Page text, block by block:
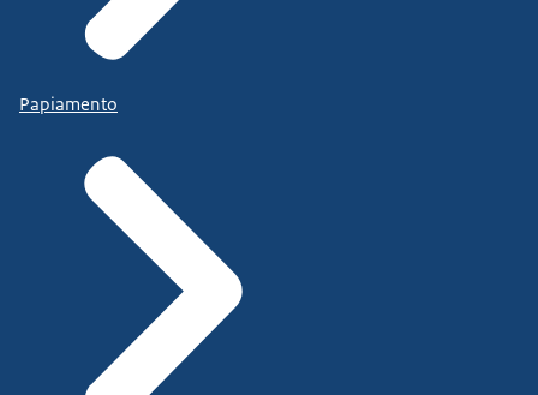
Papiamento